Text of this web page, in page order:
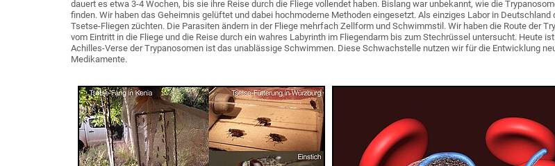
dauert es etwa 3-4 Wochen, bis sie ihre Reise durch die Fliege vollendet haben. Bislang war unbekannt, wie die
finden. Wir haben das Geheimnis gelüftet und dabei hochmoderne Methoden eingesetzt. Als einziges Labor in Deutschland
Tsetse-Fliegen züchten. Die Parasiten ändern in der Fliege mehrfach Zellform und Schwimmstil. Wir haben die Route der
vom Eintritt in die Fliege und die Reise durch ein wahres Labyrinth im Fliegendarm bis zum Stechrüssel untersucht. Heute
Achilles-Verse der Trypanosomen ist das unablässige Schwimmen. Diese Schwachstelle nutzen wir für die Entwicklung
Medikamente.